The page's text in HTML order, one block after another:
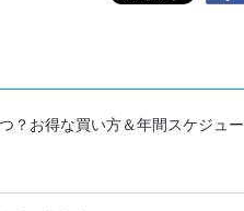
？お得な買い方＆年間スケジュー